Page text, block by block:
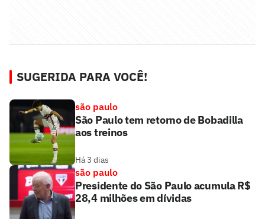
SUGERIDA PARA VOCÊ!
são paulo
São Paulo tem retorno de Bobadilla
aos treinos
Há 3 dias
são paulo
Presidente do São Paulo acumula R$
28,4 milhões em dívidas